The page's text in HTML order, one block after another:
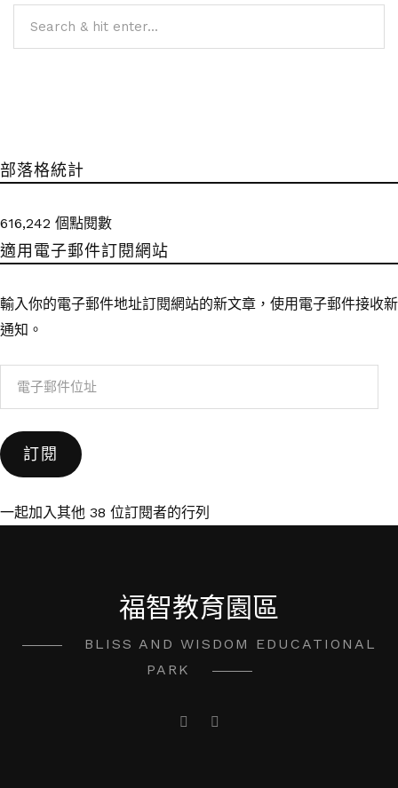
部落格統計
616,242 個點閱數
適用電子郵件訂閱網站
輸入你的電子郵件地址訂閱網站的新文章，使用電子郵件接收新
通知。
件
位
訂閱
一起加入其他 38 位訂閱者的行列
福智教育園區
BLISS AND WISDOM EDUCATIONAL
PARK